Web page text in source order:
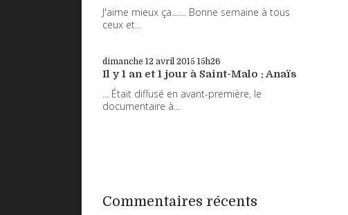
J'aime mieux ça....... Bonne semaine à tous
ceux et...
dimanche 12 avril 2015 15h26
Il y 1 an et 1 jour à Saint-Malo : Anaïs
... Était diffusé en avant-première, le
documentaire à...
Commentaires récents